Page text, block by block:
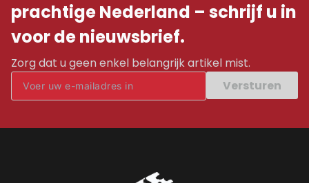
prachtige Nederland – schrijf u in
voor de nieuwsbrief.
Zorg dat u geen enkel belangrijk artikel mist.
Versturen